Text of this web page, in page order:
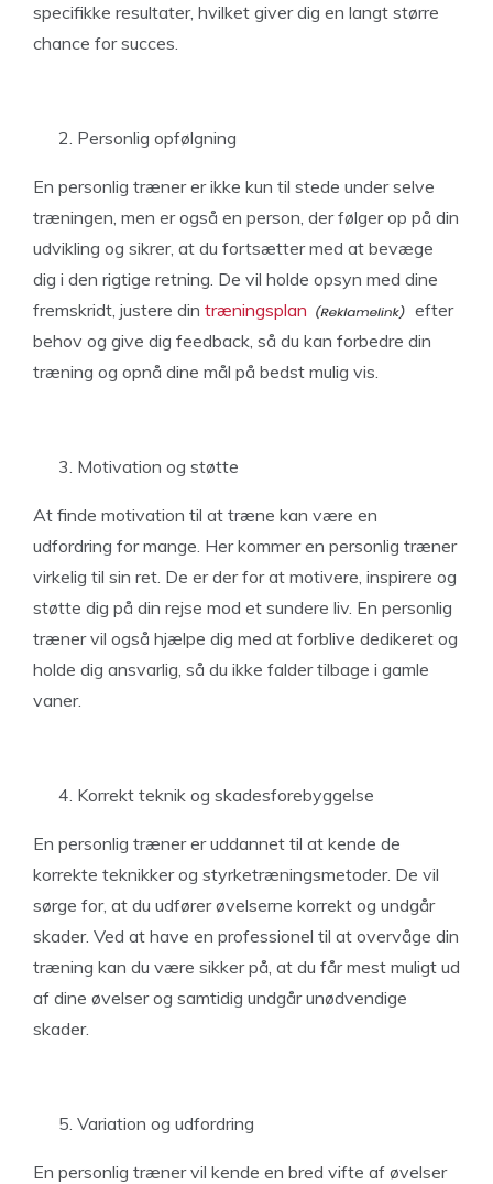
specifikke resultater, hvilket giver dig en langt større
chance for succes.
Personlig opfølgning
En personlig træner er ikke kun til stede under selve
træningen, men er også en person, der følger op på din
udvikling og sikrer, at du fortsætter med at bevæge
dig i den rigtige retning. De vil holde opsyn med dine
fremskridt, justere din træningsplan
efter
behov og give dig feedback, så du kan forbedre din
træning og opnå dine mål på bedst mulig vis.
Motivation og støtte
At finde motivation til at træne kan være en
udfordring for mange. Her kommer en personlig træner
virkelig til sin ret. De er der for at motivere, inspirere og
støtte dig på din rejse mod et sundere liv. En personlig
træner vil også hjælpe dig med at forblive dedikeret og
holde dig ansvarlig, så du ikke falder tilbage i gamle
vaner.
Korrekt teknik og skadesforebyggelse
En personlig træner er uddannet til at kende de
korrekte teknikker og styrketræningsmetoder. De vil
sørge for, at du udfører øvelserne korrekt og undgår
skader. Ved at have en professionel til at overvåge din
træning kan du være sikker på, at du får mest muligt ud
af dine øvelser og samtidig undgår unødvendige
skader.
Variation og udfordring
En personlig træner vil kende en bred vifte af øvelser